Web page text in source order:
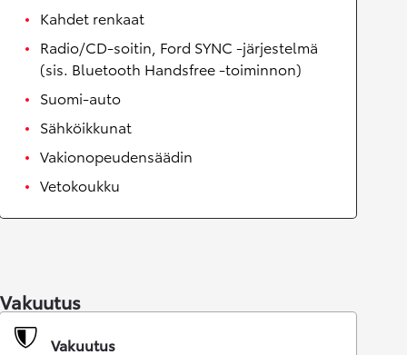
Kahdet renkaat
Radio/CD-soitin, Ford SYNC -järjestelmä
(sis. Bluetooth Handsfree -toiminnon)
Suomi-auto
Sähköikkunat
Vakionopeudensäädin
Vetokoukku
Vakuutus
Vakuutus